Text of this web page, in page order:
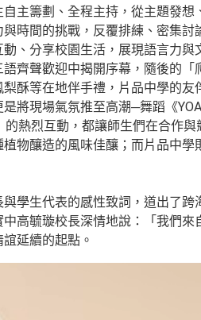
主籌劃、全程主持，從主題發
時間的挑戰，反覆排練、密集
、分享校園生活，展現語言力與
齊聲歡迎中揭開序幕，隨後的
酥等在地伴手禮，片品中學的
將現場氣氛推至高潮─舞蹈《
的熱烈互動，都讓師生們在合作
物釀造的風味佳釀；而片品中
學生代表的感性致詞，道出了
高毓璇校長深情地說：「我們
延續的起點。